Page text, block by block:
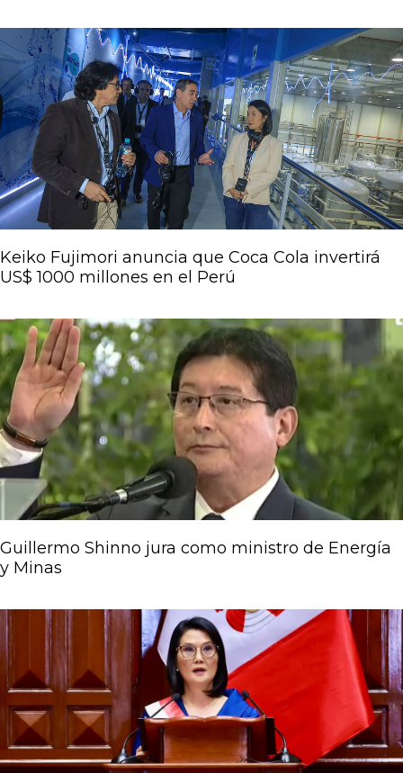
Keiko Fujimori anuncia que Coca Cola invertirá
US$ 1000 millones en el Perú
Guillermo Shinno jura como ministro de Energía
y Minas